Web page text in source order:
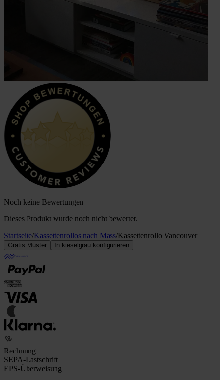
Noch keine Bewertungen
Dieses Produkt wurde noch nicht bewertet.
Startseite/Kassettenrollos nach Mass/Kassettenrollo Vancouver
Gratis Muster In kieselgrau konfigurieren
Rechnung
SEPA-Lastschrift
EPS-Überweisung